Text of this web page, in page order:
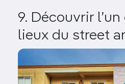
9. Découvrir
lieux du street
Image